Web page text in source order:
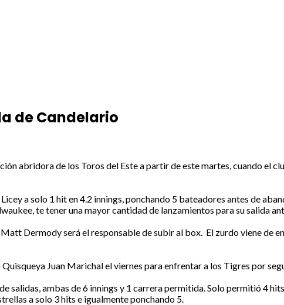
de Candelario
abridora de los Toros del Este a partir de este martes, cuando el
a solo 1 hit en 4.2 innings, ponchando 5 bateadores antes de
te tener una mayor cantidad de lanzamientos para su salida
Dermody será el responsable de subir al box. El zurdo viene de
Juan Marichal el viernes para enfrentar a los Tigres por
salidas, ambas de 6 innings y 1 carrera permitida. Solo permitió 4
a solo 3 hits e igualmente ponchando 5.